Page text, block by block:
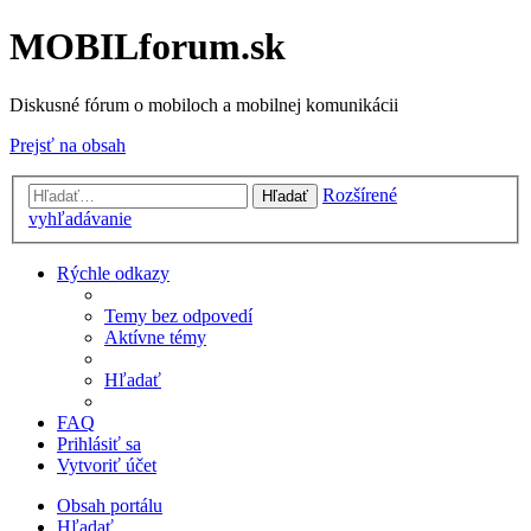
MOBILforum.sk
Diskusné fórum o mobiloch a mobilnej komunikácii
Prejsť na obsah
Hľadať
Rozšírené
vyhľadávanie
Rýchle odkazy
Temy bez odpovedí
Aktívne témy
Hľadať
FAQ
Prihlásiť sa
Vytvoriť účet
Obsah portálu